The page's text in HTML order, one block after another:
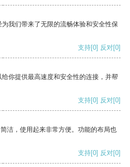
我们带来了无限的流畅体验和安全性保
支持[0] 反对[0]
你提供最高速度和安全性的连接，并帮
支持[0] 反对[0]
洁，使用起来非常方便。功能的布局也
支持[0] 反对[0]